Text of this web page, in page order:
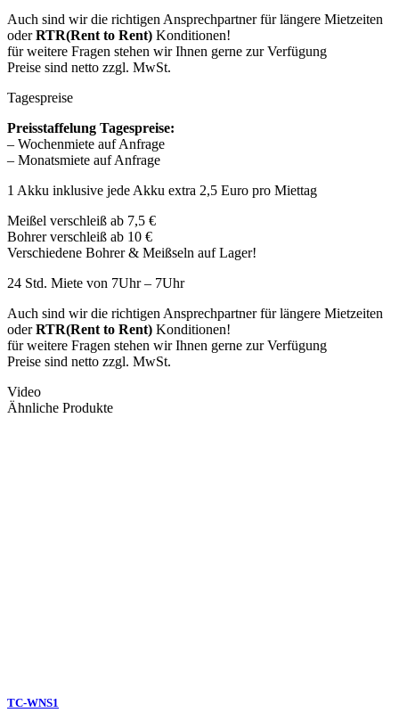
Auch sind wir die richtigen Ansprechpartner für längere Mietzeiten
oderRTR(Rent to Rent) Konditionen!
für weitere Fragen stehen wir Ihnen gerne zur Verfügung
Preise sind netto zzgl. MwSt.
Tagespreise
Preisstaffelung Tagespreise:
– Wochenmiete auf Anfrage
– Monatsmiete auf Anfrage
1 Akku inklusive jede Akku extra 2,5 Euro pro Miettag
Meißel verschleiß ab 7,5 €
Bohrer verschleiß ab 10 €
Verschiedene Bohrer & Meißseln auf Lager!
24 Std. Miete von 7Uhr – 7Uhr
Auch sind wir die richtigen Ansprechpartner für längere Mietzeiten
oderRTR(Rent to Rent) Konditionen!
für weitere Fragen stehen wir Ihnen gerne zur Verfügung
Preise sind netto zzgl. MwSt.
Video
Ähnliche Produkte
TC-WNS1